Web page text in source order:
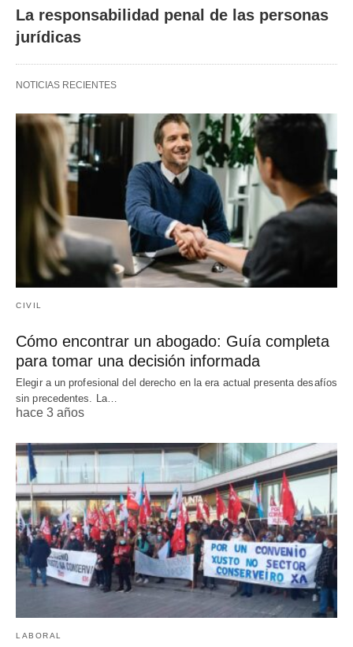
La responsabilidad penal de las personas
jurídicas
NOTICIAS RECIENTES
CIVIL
Cómo encontrar un abogado: Guía completa
para tomar una decisión informada
Elegir a un profesional del derecho en la era actual presenta desafíos
sin precedentes. La…
hace 3 años
LABORAL